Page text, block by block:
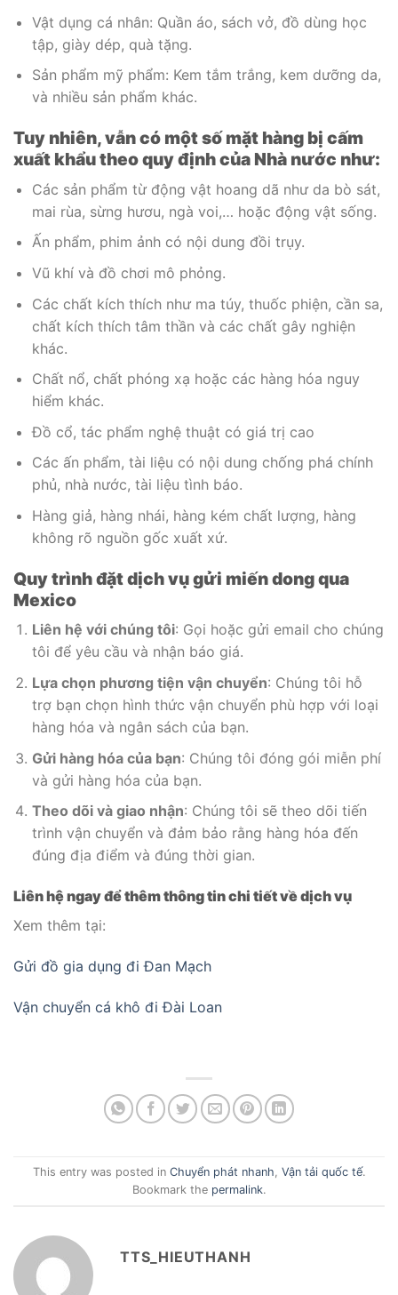
Vật dụng cá nhân: Quần áo, sách vở, đồ dùng học
tập, giày dép, quà tặng.
Sản phẩm mỹ phẩm: Kem tắm trắng, kem dưỡng da,
và nhiều sản phẩm khác.
Tuy nhiên, vẫn có một số mặt hàng bị cấm
xuất khẩu theo quy định của Nhà nước như:
Các sản phẩm từ động vật hoang dã như da bò sát,
mai rùa, sừng hươu, ngà voi,… hoặc động vật sống.
Ấn phẩm, phim ảnh có nội dung đồi trụy.
Vũ khí và đồ chơi mô phỏng.
Các chất kích thích như ma túy, thuốc phiện, cần sa,
chất kích thích tâm thần và các chất gây nghiện
khác.
Chất nổ, chất phóng xạ hoặc các hàng hóa nguy
hiểm khác.
Đồ cổ, tác phẩm nghệ thuật có giá trị cao
Các ấn phẩm, tài liệu có nội dung chống phá chính
phủ, nhà nước, tài liệu tình báo.
Hàng giả, hàng nhái, hàng kém chất lượng, hàng
không rõ nguồn gốc xuất xứ.
Quy trình đặt dịch vụ gửi miến dong qua
Mexico
Liên hệ với chúng tôi: Gọi hoặc gửi email cho chúng
tôi để yêu cầu và nhận báo giá.
Lựa chọn phương tiện vận chuyển: Chúng tôi hỗ
trợ bạn chọn hình thức vận chuyển phù hợp với loại
hàng hóa và ngân sách của bạn.
Gửi hàng hóa của bạn: Chúng tôi đóng gói miễn phí
và gửi hàng hóa của bạn.
Theo dõi và giao nhận: Chúng tôi sẽ theo dõi tiến
trình vận chuyển và đảm bảo rằng hàng hóa đến
đúng địa điểm và đúng thời gian.
Liên hệ ngay để thêm thông tin chi tiết về dịch vụ
Xem thêm tại:
Gửi đồ gia dụng đi Đan Mạch
Vận chuyển cá khô đi Đài Loan
This entry was posted in Chuyển phát nhanh Vận tải quốc tế.
Bookmark the permalink.
TTS_HIEUTHANH